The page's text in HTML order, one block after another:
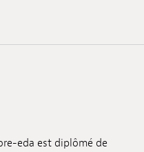
eda est diplômé de